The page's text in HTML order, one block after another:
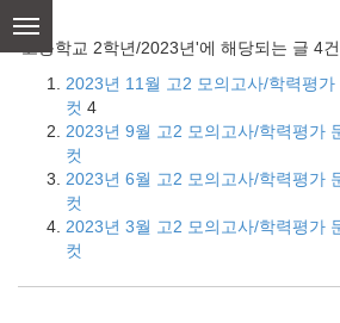
content
'고등학교 2학년/2023년'에 해당되는 글 4건
2023년 11월 고2 모의고사/학력평
컷 4
2023년 9월 고2 모의고사/학력평가
컷
2023년 6월 고2 모의고사/학력평가
컷
2023년 3월 고2 모의고사/학력평가
컷